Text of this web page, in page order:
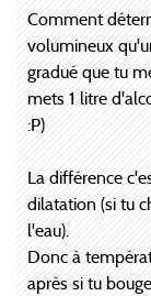
Comment
volumineux
gradué que tu
mets 1 litre
:P)
La différence
dilatation (si tu
l'eau).
Donc à
après si tu